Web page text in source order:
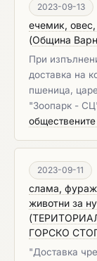
2023-09-13
ечемик,
(Община
При
доставка на
пшеница,
"Зоопарк -
2023-09-11
слама,
животни за
(
ГОРСКО
"Доставка